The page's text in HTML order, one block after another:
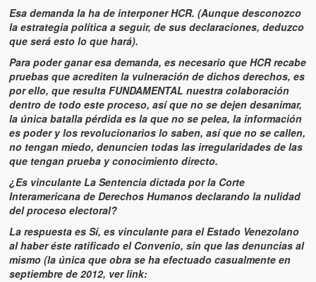
Esa demanda la ha de interponer HCR. (Aunque desconozco
la estrategia política a seguir, de sus declaraciones, deduzco
que será esto lo que hará).
Para poder ganar esa demanda, es necesario que HCR recabe
pruebas que acrediten la vulneración de dichos derechos, es
por ello, que resulta FUNDAMENTAL nuestra colaboración
dentro de todo este proceso, así que no se dejen desanimar,
la única batalla pérdida es la que no se pelea, la información
es poder y los revolucionarios lo saben, así que no se callen,
no tengan miedo, denuncien todas las irregularidades de las
que tengan prueba y conocimiento directo.
¿Es vinculante La Sentencia dictada por la Corte
Interamericana de Derechos Humanos declarando la nulidad
del proceso electoral?
La respuesta es Sí, es vinculante para el Estado Venezolano
al haber éste ratificado el Convenio, sin que las denuncias al
mismo (la única que obra se ha efectuado casualmente en
septiembre de 2012, ver link: